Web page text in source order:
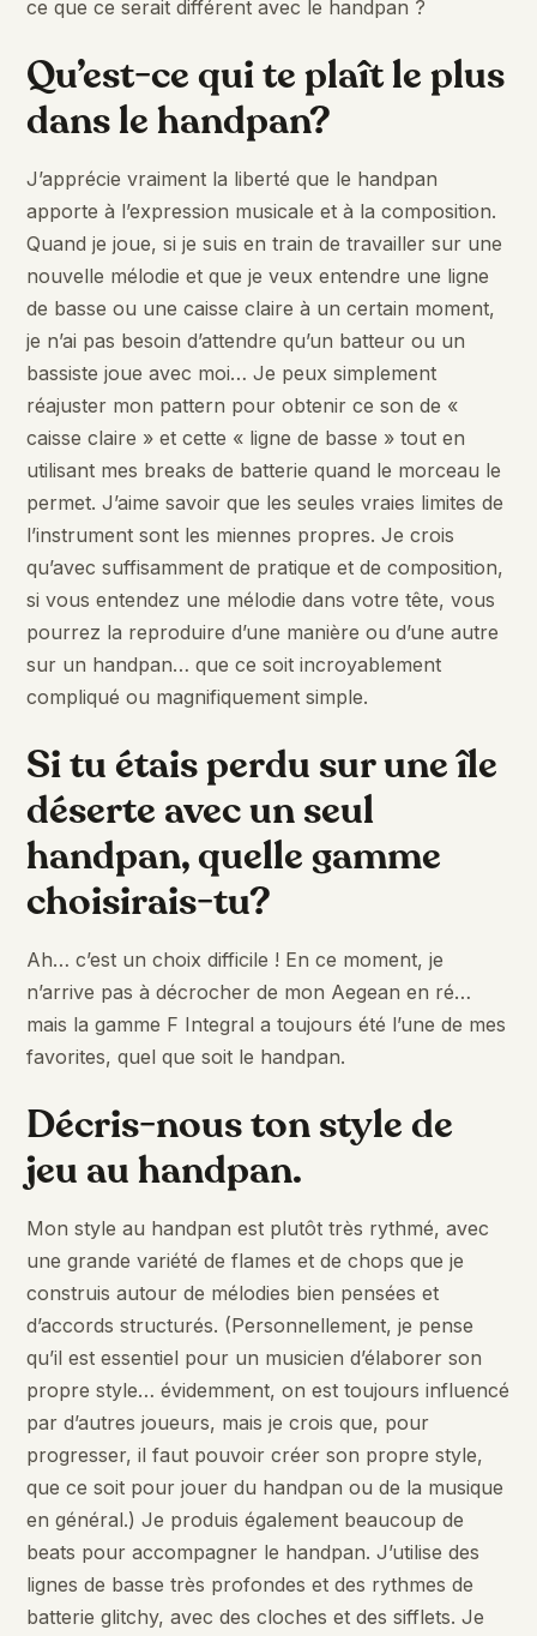
ce que ce serait différent avec le handpan ?
Qu’est-ce qui te plaît le plus
dans le handpan?
J’apprécie vraiment la liberté que le handpan
apporte à l’expression musicale et à la composition.
Quand je joue, si je suis en train de travailler sur une
nouvelle mélodie et que je veux entendre une ligne
de basse ou une caisse claire à un certain moment,
je n’ai pas besoin d’attendre qu’un batteur ou un
bassiste joue avec moi… Je peux simplement
réajuster mon pattern pour obtenir ce son de «
caisse claire » et cette « ligne de basse » tout en
utilisant mes breaks de batterie quand le morceau le
permet. J’aime savoir que les seules vraies limites de
l’instrument sont les miennes propres. Je crois
qu’avec suffisamment de pratique et de composition,
si vous entendez une mélodie dans votre tête, vous
pourrez la reproduire d’une manière ou d’une autre
sur un handpan… que ce soit incroyablement
compliqué ou magnifiquement simple.
Si tu étais perdu sur une île
déserte avec un seul
handpan, quelle gamme
choisirais-tu?
Ah… c’est un choix difficile ! En ce moment, je
n’arrive pas à décrocher de mon Aegean en ré…
mais la gamme F Integral a toujours été l’une de mes
favorites, quel que soit le handpan.
Décris-nous ton style de
jeu au handpan.
Mon style au handpan est plutôt très rythmé, avec
une grande variété de flames et de chops que je
construis autour de mélodies bien pensées et
d’accords structurés. (Personnellement, je pense
qu’il est essentiel pour un musicien d’élaborer son
propre style… évidemment, on est toujours influencé
par d’autres joueurs, mais je crois que, pour
progresser, il faut pouvoir créer son propre style,
que ce soit pour jouer du handpan ou de la musique
en général.) Je produis également beaucoup de
beats pour accompagner le handpan. J’utilise des
lignes de basse très profondes et des rythmes de
batterie glitchy, avec des cloches et des sifflets. Je